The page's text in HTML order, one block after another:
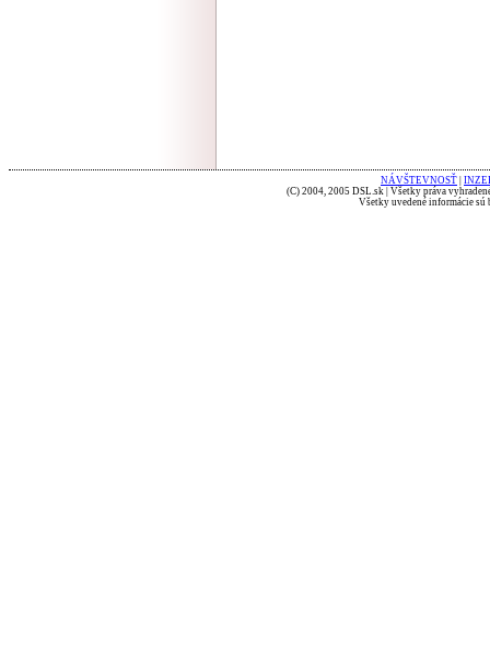
NÁVŠTEVNOSŤ
(C) 2004, 2005 DSL.sk | Všetky práva
Všetky uvedené informácie sú